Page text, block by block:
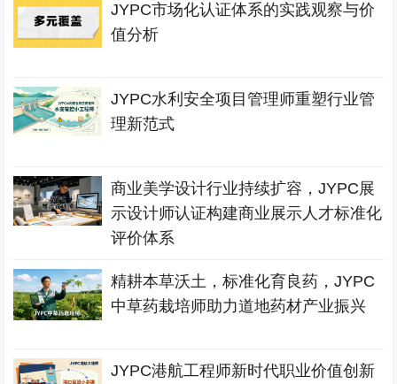
JYPC市场化认证体系的实践观察与价
值分析
JYPC水利安全项目管理师重塑行业管
理新范式
商业美学设计行业持续扩容，JYPC展
示设计师认证构建商业展示人才标准化
评价体系
精耕本草沃土，标准化育良药，JYPC
中草药栽培师助力道地药材产业振兴
JYPC港航工程师新时代职业价值创新